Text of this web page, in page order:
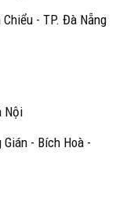
- TP. Đà Nẵng
Nội
- Bích Hoà -